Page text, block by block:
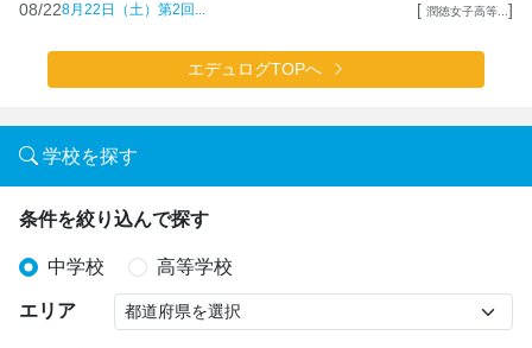
08/228月22日（土）第2回... [ 潤徳女子高等... ]
エデュログTOPへ
学校を探す
条件を絞り込んで探す
中学校 高等学校
エリア